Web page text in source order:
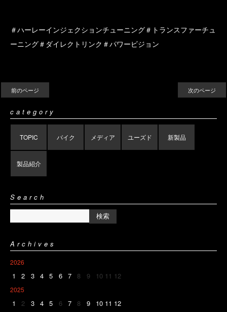
＃ハーレーインジェクションチューニング＃トランスファーチュ
ーニング＃ダイレクトリンク＃パワービジョン
前のページ 次のページ
category
TOPIC バイク メディア ユーズド 新製品
製品紹介
Search
Archives
2026
1 2 3 4 5 6 7 8 9 10 11 12
2025
1 2 3 4 5 6 7 8 9 10 11 12